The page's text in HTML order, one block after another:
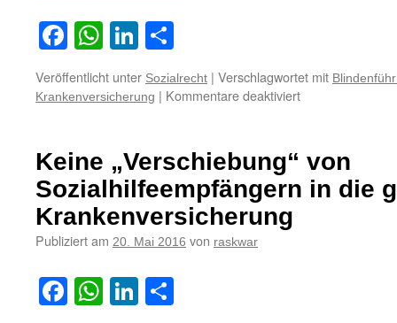
Facebook
WhatsApp
LinkedIn
Veröffentlicht unter Sozialrecht | Verschlagwortet mit
Krankenversicherung | Kommentare deaktiviertfür
Versorgung
mit
einem
Keine „Verschiebung“ von
Sozialhilfeempfängern in die
Krankenversicherung
Publiziert am 20. Mai 2016 von raskwar
Facebook
WhatsApp
LinkedIn